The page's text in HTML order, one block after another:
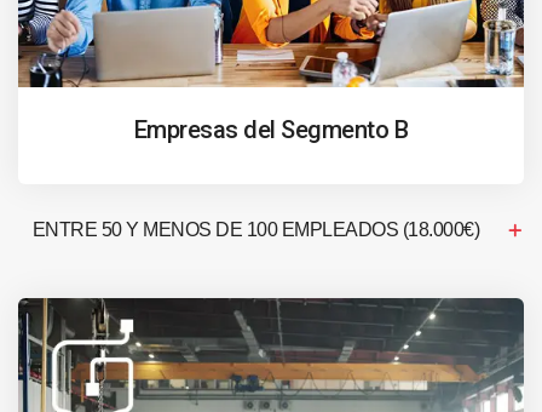
Empresas del Segmento B
ENTRE 50 Y MENOS DE 100 EMPLEADOS (18.000€)